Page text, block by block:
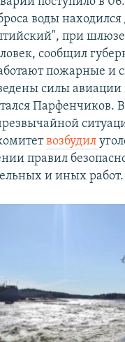
воды
при
сообщил
пожарные и
силы
Парфенчиков.
возбудил
правил
и иных работ.